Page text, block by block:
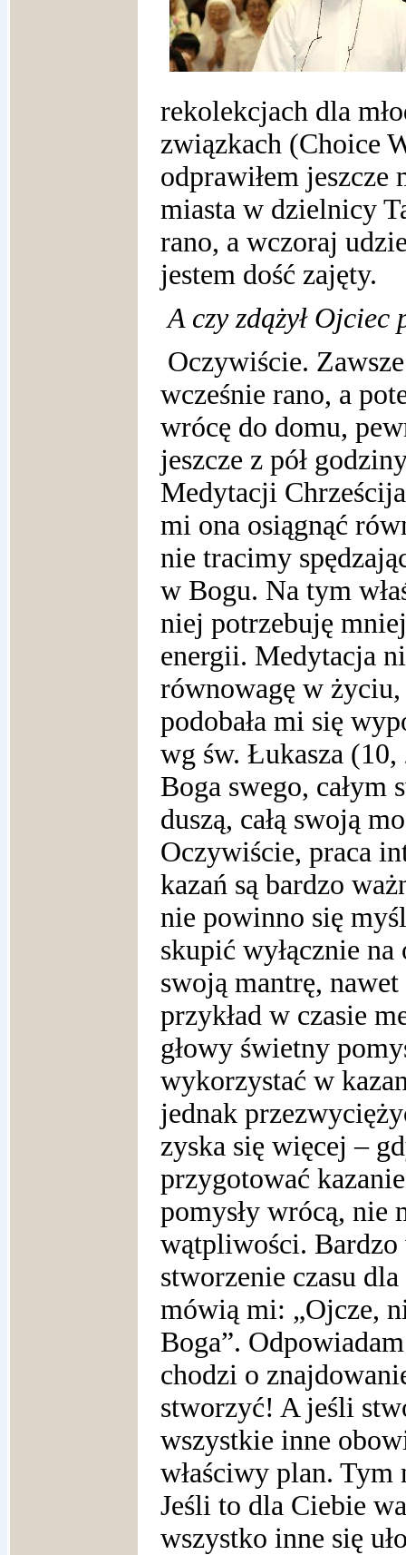
rekolekcjach dla
związkach (Choice
odprawiłem
miasta w dzielnicy
rano, a wczoraj
jestem dość zajęty.
A czy zdążył Ojciec
Oczywiście.
wcześnie rano, a
wrócę do domu,
jeszcze z pół
Medytacji
mi ona osiągnąć
nie tracimy
w Bogu. Na tym
niej potrzebuję mniej
energii. Medytacja
równowagę w
podobała mi się
wg św. Łukasza (10,
Boga swego, całym
duszą, całą swoją
Oczywiście, praca
kazań są bardzo
nie powinno się
skupić wyłącznie
swoją mantrę,
przykład w czasie
głowy świetny
wykorzystać w
jednak
zyska się więcej –
przygotować
pomysły wrócą, nie
wątpliwości.
stworzenie czasu
mówią mi: „Ojcze,
Boga”.
chodzi o
stworzyć! A jeśli
wszystkie inne
właściwy plan. Tym
Jeśli to dla Ciebie
wszystko inne się